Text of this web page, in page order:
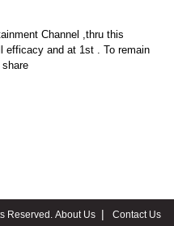
Channel ,thru this
efficacy and at 1st . To remain
Reserved. About Us Contact Us